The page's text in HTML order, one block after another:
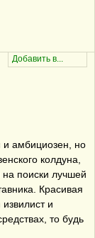
и амбициозен, но
колдуна,
поиски лучшей
Красивая
и
то будь